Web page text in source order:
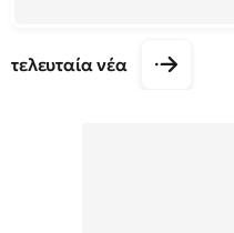
τελευταία νέα